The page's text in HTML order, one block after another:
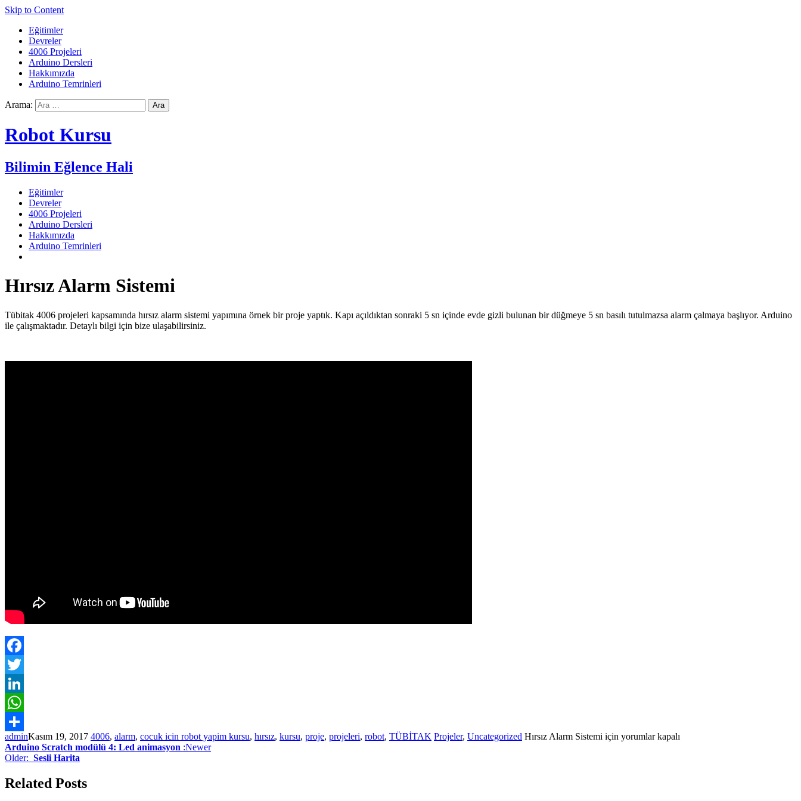
Skip to Content
Eğitimler
Devreler
4006 Projeleri
Arduino Dersleri
Hakkımızda
Arduino Temrinleri
Arama:
Robot Kursu
Bilimin Eğlence Hali
Eğitimler
Devreler
4006 Projeleri
Arduino Dersleri
Hakkımızda
Arduino Temrinleri
Hırsız Alarm Sistemi
Tübitak 4006 projeleri kapsamında hırsız alarm sistemi yapımına örnek bir proje yaptık. Kapı açıldıktan sonraki 5 sn içinde evde gizli bulunan bir düğmeye 5 sn basılı tutulmazsa alarm çalmaya başlıyor. Arduino
ile çalışmaktadır. Detaylı bilgi için bize ulaşabilirsiniz.
Facebook
Twitter
LinkedIn
WhatsApp
Paylaş
adminKasım 19, 2017 4006, alarm, cocuk icin robot yapim kursu, hırsız, kursu, proje, projeleri, robot, TÜBİTAK Projeler, Uncategorized Hırsız Alarm Sistemi için yorumlar kapalı
Arduino Scratch modülü 4: Led animasyon :Newer
Older: Sesli Harita
Related Posts